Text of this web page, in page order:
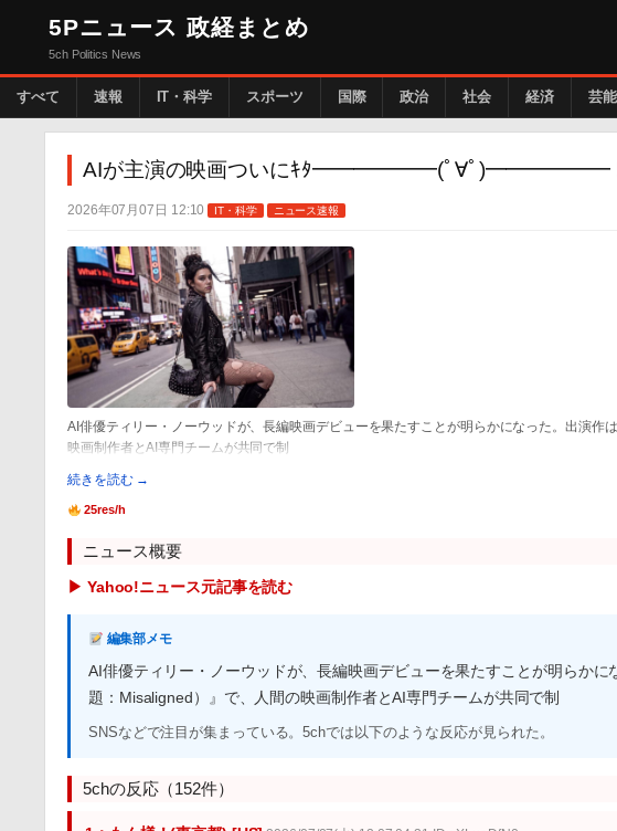
5Pニュース 政経まとめ
5ch Politics News
すべて 速報 IT・科学 スポーツ 国際 政治 社会 経済 芸能
AIが主演の映画ついにｷﾀ━━━━━━(ﾟ∀ﾟ)━━━━━━
2026年07月07日 12:10 IT・科学 ニュース速報
AI俳優ティリー・ノーウッドが、長編映画デビューを果たすことが明らかになった。出演
映画制作者とAI専門チームが共同で制
続きを読む →
25res/h
ニュース概要
▶ Yahoo!ニュース元記事を読む
編集部メモ
AI俳優ティリー・ノーウッドが、長編映画デビューを果たすことが明らか
題：Misaligned）』で、人間の映画制作者とAI専門チームが共同で制
SNSなどで注目が集まっている。5chでは以下のような反応が見られた。
5chの反応（152件）